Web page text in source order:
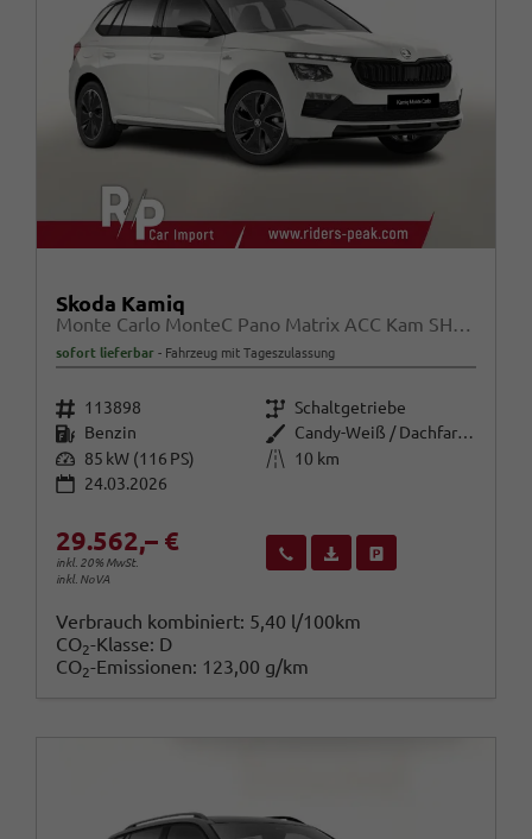
Skoda Kamiq
Monte Carlo MonteC Pano Matrix ACC Kam SHZ Kessy SunS
sofort lieferbar Fahrzeug mit Tageszulassung
Fahrzeugnr. 113898 Getriebe Schaltgetriebe
Kraftstoff Benzin Außenfarbe
Candy-Weiß / Dachfarbe schwarz
Leistung 85 kW (116 PS) Kilometerstand
10 km
24.03.2026
29.562,– €
inkl. 20% MwSt.
inkl. NoVA
Wir rufen Sie anFahrzeugexposé (PDF)
Verbrauch kombiniert: 5,40 l/100km
CO2-Klasse: D
CO2-Emissionen: 123,00 g/km